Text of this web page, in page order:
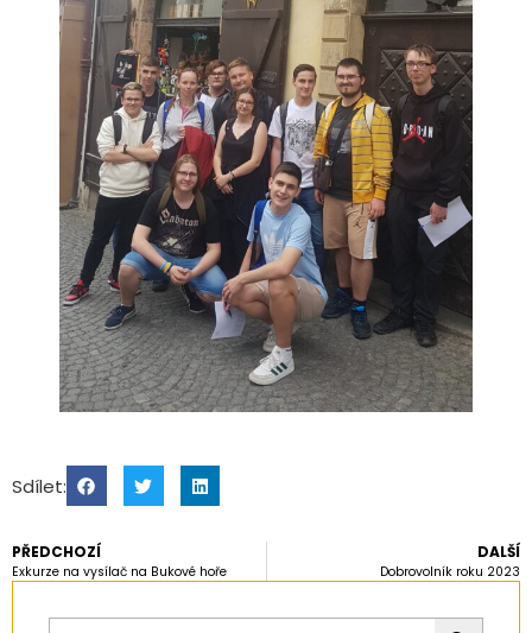
Sdílet:
PŘEDCHOZÍ
Exkurze na vysílač na Bukové hoře
DALŠÍ
Dobrovolník roku 2023